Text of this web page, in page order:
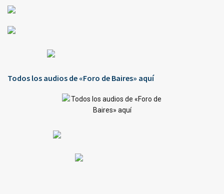
Todos los audios de «Foro de Baires» aquí